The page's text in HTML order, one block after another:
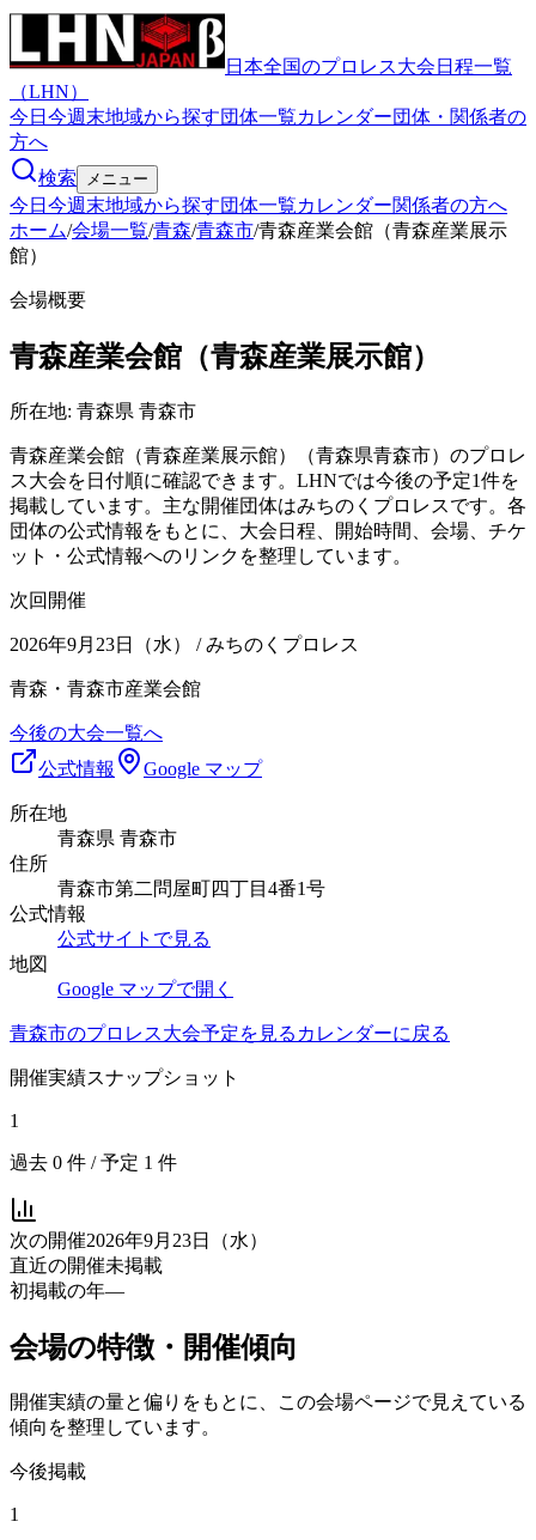
日本全国のプロレス大会日程一覧
（LHN）
今日 今週末地域から探す団体一覧カレンダー団体・関係者の
方へ
検索
メニュー
今日 今週末地域から探す団体一覧カレンダー関係者の方へ
ホーム/会場一覧/青森/青森市/青森産業会館（青森産業展示
館）
会場概要
青森産業会館（青森産業展示館）
所在地: 青森県 青森市
青森産業会館（青森産業展示館）（青森県青森市）のプロレ
ス大会を日付順に確認できます。LHNでは今後の予定1件を
掲載しています。主な開催団体はみちのくプロレスです。各
団体の公式情報をもとに、大会日程、開始時間、会場、チケ
ット・公式情報へのリンクを整理しています。
次回開催
2026年9月23日（水） / みちのくプロレス
青森・青森市産業会館
今後の大会一覧へ
公式情報
Google マップ
所在地
青森県 青森市
住所
青森市第二問屋町四丁目4番1号
公式情報
公式サイトで見る
地図
Google マップで開く
青森市のプロレス大会予定を見る カレンダーに戻る
開催実績スナップショット
1
過去 0 件 / 予定 1 件
次の開催2026年9月23日（水）
直近の開催未掲載
初掲載の年—
会場の特徴・開催傾向
開催実績の量と偏りをもとに、この会場ページで見えている
傾向を整理しています。
今後掲載
1